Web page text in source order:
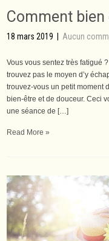
Comment
18 mars 2019 Aucun
Vous vous sentez très fatigué
trouvez pas le moyen d’y
trouvez-vous un petit moment
bien-être et de douceur. Ceci
une séance de […]
Read More »